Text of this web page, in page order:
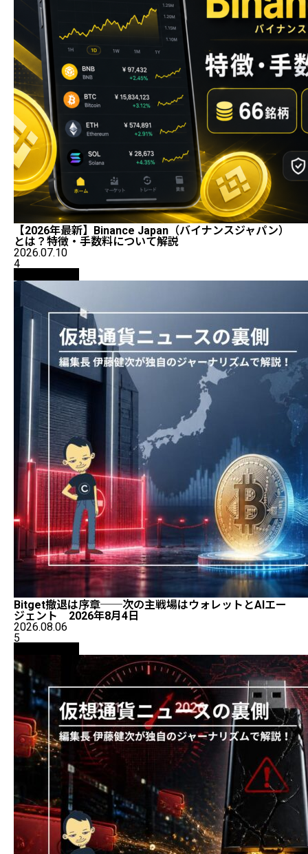
【2026年最新】Binance Japan（バイナンスジャパン）
とは？特徴・手数料について解説
2026.07.10
4
Bitget撤退は序章──次の主戦場はウォレットとAIエー
ジェント 2026年8月4日
2026.08.06
5